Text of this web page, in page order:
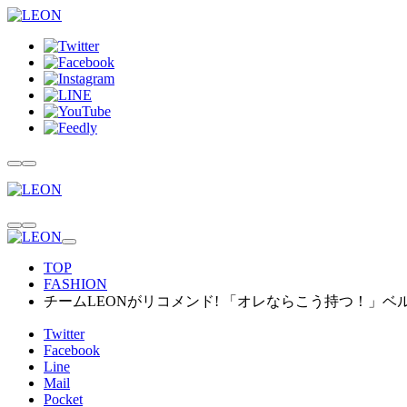
TOP
FASHION
チームLEONがリコメンド! 「オレならこう持つ！」ベ
Twitter
Facebook
Line
Mail
Pocket